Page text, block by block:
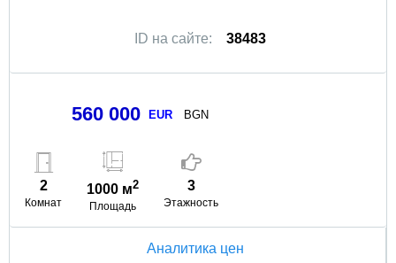
38483
ID на сайте:
560 000 EUR BGN
2
Комнат
1000 м2
Площадь
3
Этажность
Аналитика цен